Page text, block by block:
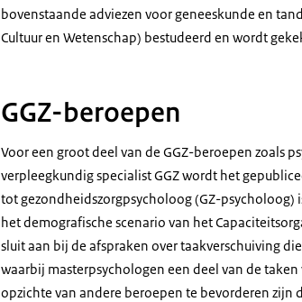
bovenstaande adviezen voor geneeskunde en
Cultuur en Wetenschap) bestudeerd en wordt
GGZ-beroepen
Voor een groot deel van de GGZ-beroepen zoals
verpleegkundig specialist GGZ wordt het
tot gezondheidszorgpsycholoog (GZ-
het demografische scenario van het
sluit aan bij de afspraken over taakverschuiving
waarbij masterpsychologen een deel van de
opzichte van andere beroepen te bevorderen